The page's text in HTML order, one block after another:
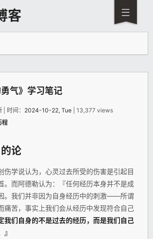
客
勇气》学习笔记
| 时间： 2024-10-22, Tue | 13,377 views
程
论
伤学说认为，心灵过去所受的伤害是引起目
。而阿德勒认为：『任何经历本身并不是成
。我们并非因为自身经历中的刺激——所谓
苦，事实上我们会从经历中发现符合自己
我们自身的不是过去的经历，而是我们自己